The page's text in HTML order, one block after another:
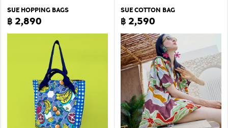
SUE HOPPING BAGS
฿ 2,890
SUE COTTON BAG
฿ 2,590